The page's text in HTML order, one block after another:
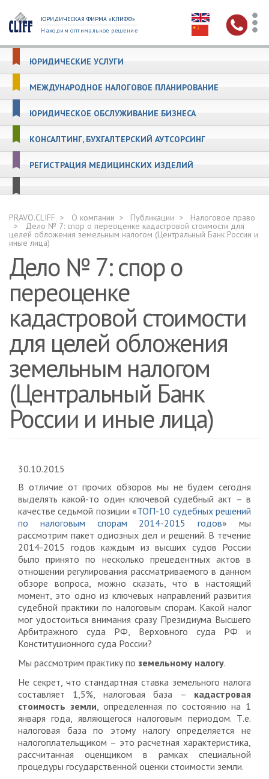
ЮРИДИЧЕСКАЯ ФИРМА «КЛИФФ»
Находим оптимальное решение
ЮРИДИЧЕСКИЕ УСЛУГИ
МЕЖДУНАРОДНОЕ НАЛОГОВОЕ ПЛАНИРОВАНИЕ
ЮРИДИЧЕСКОЕ ОБСЛУЖИВАНИЕ БИЗНЕСА
КОНСАЛТИНГ, БУХГАЛТЕРСКИЙ АУТСОРСИНГ
РЕГИСТРАЦИЯ МЕДИЦИНСКИХ ИЗДЕЛИЙ
PRAVO.CLIFF О компании Публикации Налоговое право
Дело № 7: спор о переоценке кадастровой стоимости для
целей обложения земельным налогом (Центральный Банк России и
иные лица)
Дело № 7: спор о
переоценке
кадастровой стоимости
для целей обложения
земельным налогом
(Центральный Банк
России и иные лица)
30.10.2015
В отличие от прочих обзоров мы не будем сегодня
выделять какой-то один ключевой судебный акт – в
качестве седьмой позиции «ТОП-10 судебных решений
по налоговым спорам 2014-2015 годов» мы
рассмотрим пакет одиозных дел и решений. В течение
2014-2015 годов каждым из высших судов России
было принято по несколько прецедентных актов в
отношении регулирования рассматриваемого в данном
обзоре вопроса, можно сказать, что в настоящий
момент, это одно из ключевых направлений развития
судебной практики по налоговым спорам. Какой налог
мог удостоиться внимания сразу Президиума Высшего
Арбитражного суда РФ, Верховного суда РФ и
Конституционного суда России?
Мы рассмотрим практику по земельному налогу.
Не секрет, что стандартная ставка земельного налога
составляет 1,5%, налоговая база – кадастровая
стоимость земли, определенная по состоянию на 1
января года, являющегося налоговым периодом. Т.е.
налоговая база по этому налогу определяется не
налогоплательщиком – это расчетная характеристика,
рассчитанная оценщиком в рамках специальной
процедуры государственной оценки стоимости земли.